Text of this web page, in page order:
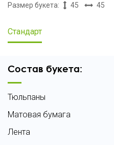
Размер букета: 45 45
Стандарт
Состав букета:
Тюльпаны
Матовая бумага
Лента